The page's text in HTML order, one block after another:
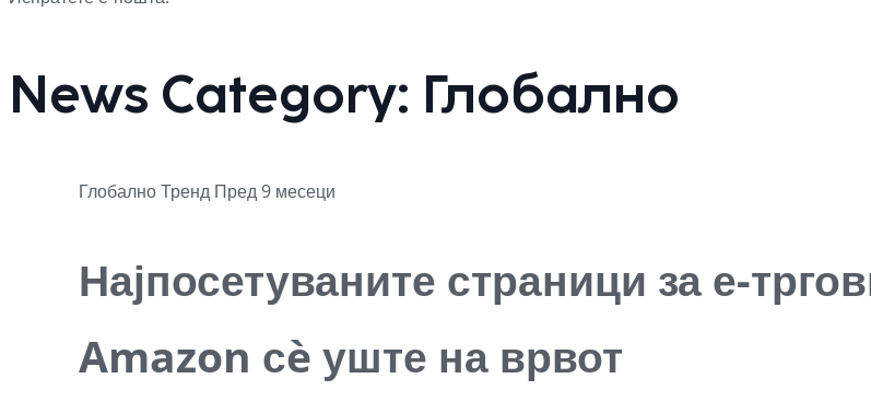
News Category: Глобално
ГлобалноТренд Пред 9 месеци
Најпосетуваните страници за е-
Amazon сè уште на врвот